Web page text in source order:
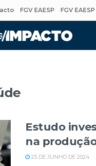
FGV EAESP FGV
Estudo
na
25 DE JUNHO DE 2024